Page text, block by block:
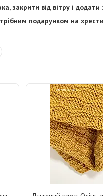
закрити від вітру і додати
подарунком на